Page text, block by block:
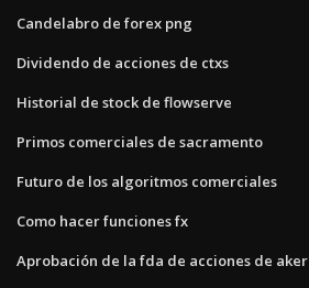
Candelabro de forex png
Dividendo de acciones de ctxs
Historial de stock de flowserve
Primos comerciales de sacramento
Futuro de los algoritmos comerciales
Como hacer funciones fx
Aprobación de la fda de acciones de aker